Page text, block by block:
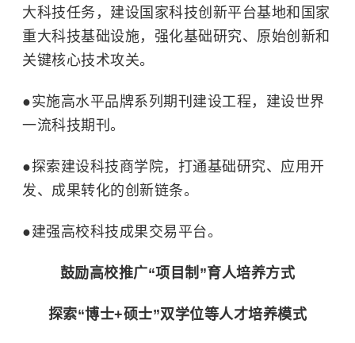
大科技任务，建设国家科技创新平台基地和国家
重大科技基础设施，强化基础研究、原始创新和
关键核心技术攻关。
●实施高水平品牌系列期刊建设工程，建设世界
一流科技期刊。
●探索建设科技商学院，打通基础研究、应用开
发、成果转化的创新链条。
●建强高校科技成果交易平台。
鼓励高校推广“项目制”育人培养方式
探索“博士+硕士”双学位等人才培养模式